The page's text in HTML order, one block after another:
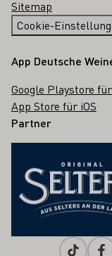
Sitemap
Cookie-
App Deutsche
Google Playstore
App Store für iOS
Partner